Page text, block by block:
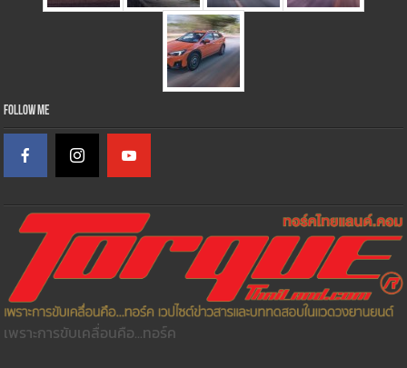
Follow Me
เพราะการขับเคลื่อนคือ...ทอร์ค